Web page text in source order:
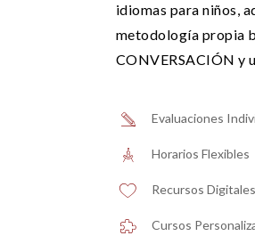
idiomas para niños,
metodología propia
CONVERSACIÓN y
Evaluaciones
Horarios Flexibles
Recursos Digitales
Cursos